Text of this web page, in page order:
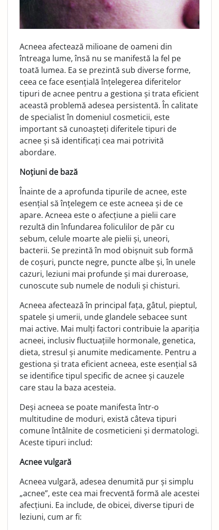
Acneea afectează milioane de oameni din
întreaga lume, însă nu se manifestă la fel pe
toată lumea. Ea se prezintă sub diverse forme,
ceea ce face esențială înțelegerea diferitelor
tipuri de acnee pentru a gestiona și trata eficient
această problemă adesea persistentă. În calitate
de specialist în domeniul cosmeticii, este
important să cunoașteți diferitele tipuri de
acnee și să identificați cea mai potrivită
abordare.
Noțiuni de bază
Înainte de a aprofunda tipurile de acnee, este
esențial să înțelegem ce este acneea și de ce
apare. Acneea este o afecțiune a pielii care
rezultă din înfundarea foliculilor de păr cu
sebum, celule moarte ale pielii și, uneori,
bacterii. Se prezintă în mod obișnuit sub formă
de coșuri, puncte negre, puncte albe și, în unele
cazuri, leziuni mai profunde și mai dureroase,
cunoscute sub numele de noduli și chisturi.
Acneea afectează în principal fața, gâtul, pieptul,
spatele și umerii, unde glandele sebacee sunt
mai active. Mai mulți factori contribuie la apariția
acneei, inclusiv fluctuațiile hormonale, genetica,
dieta, stresul și anumite medicamente. Pentru a
gestiona și trata eficient acneea, este esențial să
se identifice tipul specific de acnee și cauzele
care stau la baza acesteia.
Deși acneea se poate manifesta într-o
multitudine de moduri, există câteva tipuri
comune întâlnite de cosmeticieni și dermatologi.
Aceste tipuri includ:
Acnee vulgară
Acneea vulgară, adesea denumită pur și simplu
„acnee”, este cea mai frecventă formă ale acestei
afecțiuni. Ea include, de obicei, diverse tipuri de
leziuni, cum ar fi: